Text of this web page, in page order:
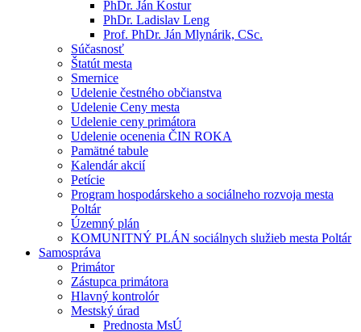
PhDr. Ján Kostur
PhDr. Ladislav Leng
Prof. PhDr. Ján Mlynárik, CSc.
Súčasnosť
Štatút mesta
Smernice
Udelenie čestného občianstva
Udelenie Ceny mesta
Udelenie ceny primátora
Udelenie ocenenia ČIN ROKA
Pamätné tabule
Kalendár akcií
Petície
Program hospodárskeho a sociálneho rozvoja mesta
Poltár
Územný plán
KOMUNITNÝ PLÁN sociálnych služieb mesta Poltár
Samospráva
Primátor
Zástupca primátora
Hlavný kontrolór
Mestský úrad
Prednosta MsÚ